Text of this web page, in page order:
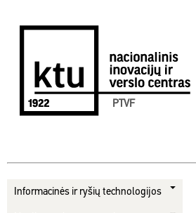
PTVF
Informacinės ir ryšių technologijos